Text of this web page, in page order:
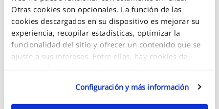
Otras cookies son opcionales. La función de las
cookies descargados en su dispositivo es mejorar su
experiencia, recopilar estadísticas, optimizar la
funcionalidad del sitio y ofrecer un contenido que se
ajuste a sus intereses. Entre ellas, hay cookies de
servicios de terceros que se muestran en nuestras
terceros para alcanzar sus objetivos. Haga clic en
"Configuración y más información" para obtener más
Configuración y más información
+
-